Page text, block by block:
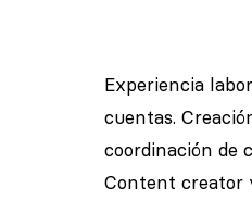
Experiencia
cuentas.
coordinación de
Content creator